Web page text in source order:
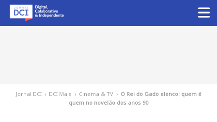
Jornal DCI › DCI Mais › Cinema & TV › O Rei do Gado elenco: quem é
quem no novelão dos anos 90